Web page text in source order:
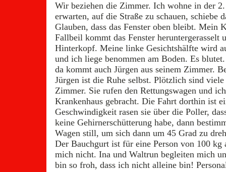
Wir beziehen die Zimmer. Ich wohne in der
erwarten, auf die Straße zu schauen, schiebe
Glauben, dass das Fenster oben bleibt. Mein
Fallbeil kommt das Fenster heruntergerasselt
Hinterkopf. Meine linke Gesichtshälfte wird
und ich liege benommen am Boden. Es
da kommt auch Jürgen aus seinem Zimmer.
Jürgen ist die Ruhe selbst. Plötzlich sind
Zimmer. Sie rufen den Rettungswagen und
Krankenhaus gebracht. Die Fahrt dorthin ist
Geschwindigkeit rasen sie über die Poller,
keine Gehirnerschütterung habe, dann
Wagen still, um sich dann um 45 Grad zu
Der Bauchgurt ist für eine Person von 100 kg
mich nicht. Ina und Waltrun begleiten mich
bin so froh, dass ich nicht alleine bin!